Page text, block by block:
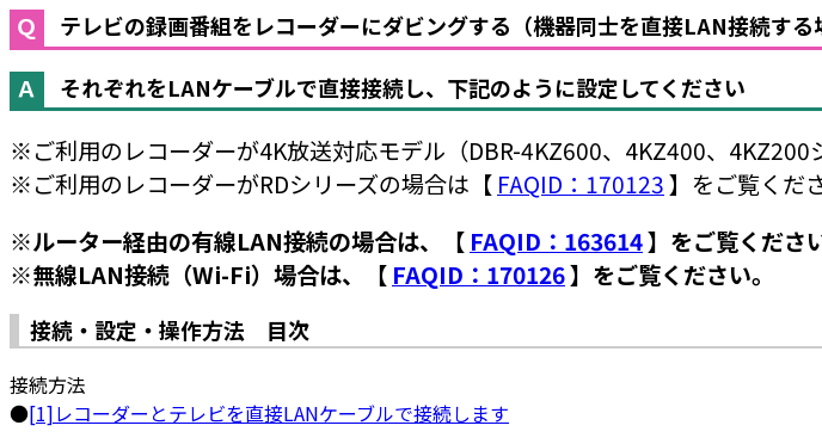
テレビの録画番組をレコーダーにダビングする（機器同士を直接LAN接続する
それぞれをLANケーブルで直接接続し、下記のように設定してください
※ご利用のレコーダーが4K放送対応モデル（DBR-4KZ600、4KZ400、4KZ200
※ご利用のレコーダーがRDシリーズの場合は【 FAQID：170123】をご覧くだ
※ルーター経由の有線LAN接続の場合は、【 FAQID：163614】をご覧くださ
※無線LAN接続（Wi-Fi）場合は、【 FAQID：170126】をご覧ください。
接続・設定・操作方法 目次
接続方法
●[1]レコーダーとテレビを直接LANケーブルで接続します